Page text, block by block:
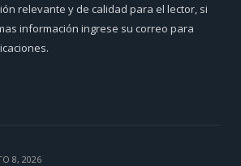
relevante y de calidad para el lector, si
información ingrese su correo para
8, 2026